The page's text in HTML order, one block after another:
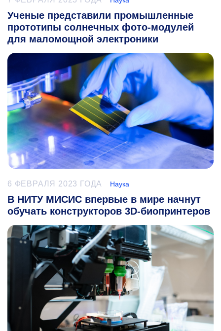
Ученые представили промышленные
прототипы солнечных фото-модулей
для маломощной электроники
6 ФЕВРАЛЯ 2023 ГОДА Наука
В НИТУ МИСИС впервые в мире начнут
обучать конструкторов 3D-биопринтеров